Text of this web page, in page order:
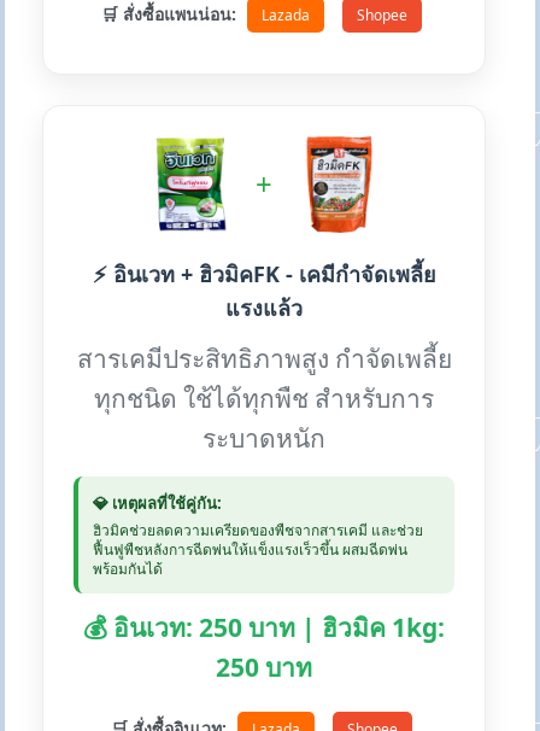
🛒 สั่งซื้อแพนน่อน: Lazada Shopee
+
⚡ อินเวท + ฮิวมิคFK - เคมีกำจัดเพลี้ย
แรงแล้ว
สารเคมีประสิทธิภาพสูง กำจัดเพลี้ย
ทุกชนิด ใช้ได้ทุกพืช สำหรับการ
ระบาดหนัก
💎 เหตุผลที่ใช้คู่กัน:
ฮิวมิคช่วยลดความเครียดของพืชจากสารเคมี และช่วย
ฟื้นฟูพืชหลังการฉีดพ่นให้แข็งแรงเร็วขึ้น ผสมฉีดพ่น
พร้อมกันได้
💰 อินเวท: 250 บาท | ฮิวมิค 1kg:
250 บาท